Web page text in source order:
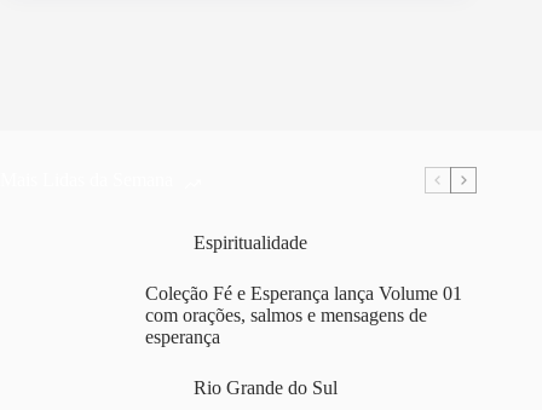
Espiritualidade
Coleção Fé e Esperança lança Volume 01
com orações, salmos e mensagens de
esperança
Rio Grande do Sul